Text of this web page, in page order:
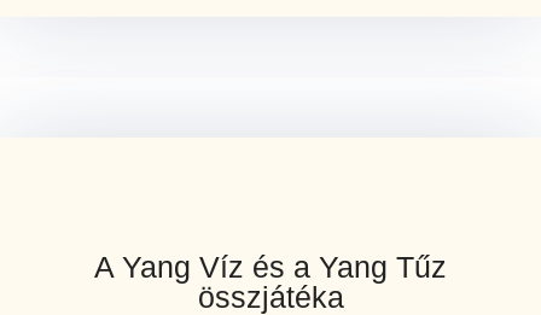
A Yang Víz és a Yang Tűz
összjátéka